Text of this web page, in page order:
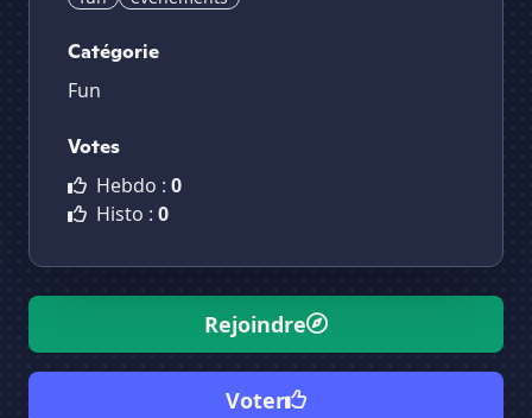
Catégorie
Fun
Votes
Hebdo : 0
Histo : 0
Rejoindre
Voter